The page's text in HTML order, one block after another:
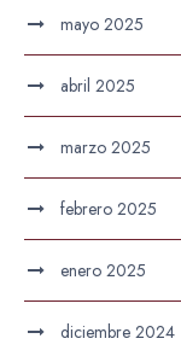
mayo 2025
abril 2025
marzo 2025
febrero 2025
enero 2025
diciembre 2024